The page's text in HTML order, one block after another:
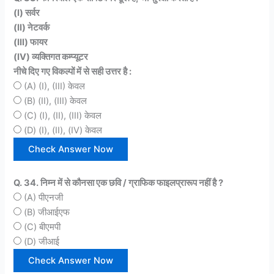
(I) सर्वर
(II) नेटवर्क
(III) फायर
(IV) व्यक्तिगत कम्प्यूटर
नीचे दिए गए विकल्पों में से सही उत्तर है :
(A) (I), (III) केवल
(B) (II), (III) केवल
(C) (I), (II), (III) केवल
(D) (I), (II), (IV) केवल
Q. 34. निम्न में से कौनसा एक छवि / ग्राफिक फाइलप्रारूप नहीं है ?
(A) पीएनजी
(B) जीआईएफ
(C) बीएमपी
(D) जीआई